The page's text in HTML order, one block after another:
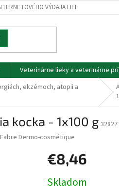
VÝDAJA LIEKOV A
Veterinárne lieky a veterinárne
ekzémoch, atopii a
kocka - 1x100 g
Dermo-cosmétique
€8,46
cena:
Skladom